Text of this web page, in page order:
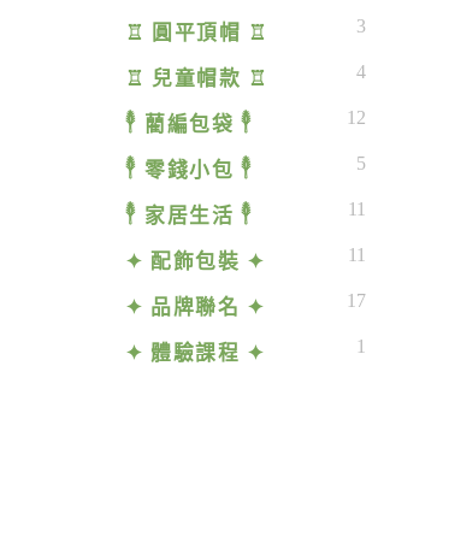
♖ 圓平頂帽 ♖ 3
♖ 兒童帽款 ♖ 4
𓇣 藺編包袋 𓇣 12
𓇣 零錢小包 𓇣 5
𓇣 家居生活 𓇣 11
✦ 配飾包裝 ✦ 11
✦ 品牌聯名 ✦ 17
✦ 體驗課程 ✦ 1